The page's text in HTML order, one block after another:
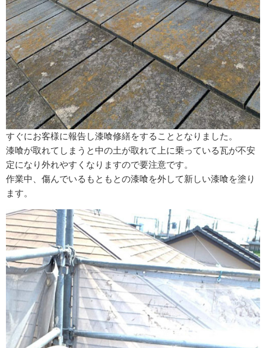
すぐにお客様に報告し漆喰修繕をすることとなりました。
漆喰が取れてしまうと中の土が取れて上に乗っている瓦が不安
定になり外れやすくなりますので要注意です。
作業中、傷んでいるもともとの漆喰を外して新しい漆喰を塗り
ます。